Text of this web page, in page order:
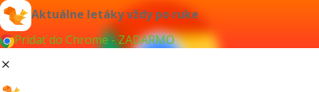
Aktuálne letáky vždy po ruke
Pridať do Chrome - ZADARMO